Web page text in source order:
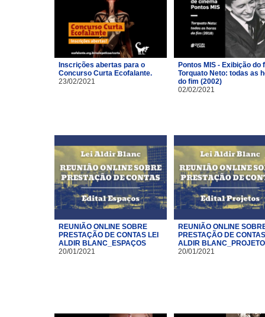
Inscrições abertas para o
Concurso Curta Ecofalante.
23/02/2021
Pontos MIS - Exibição do
Torquato Neto: todas as
do fim (2002)
02/02/2021
REUNIÃO ONLINE SOBRE
PRESTAÇÃO DE CONTAS LEI
ALDIR BLANC_ESPAÇOS
20/01/2021
REUNIÃO ONLINE
PRESTAÇÃO DE
ALDIR
20/01/2021